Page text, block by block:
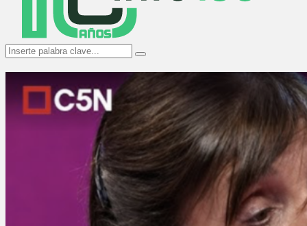
Search
for:
Search